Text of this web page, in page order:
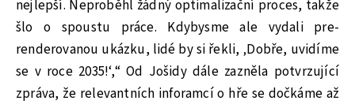
nejlepší. Neproběhl žádný optimalizační proces, takže
šlo o spoustu práce. Kdybysme ale vydali pre-
renderovanou ukázku, lidé by si řekli, ‚Dobře, uvidíme
se v roce 2035!‘,“ Od Jošidy dále zazněla potvrzující
zpráva, že relevantních inforamcí o hře se dočkáme až